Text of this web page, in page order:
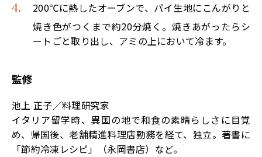
200℃に熱したオーブンで、パイ生地にこんがりと
焼き色がつくまで約20分焼く。焼きあがったらシ
ートごと取り出し、アミの上において冷ます。
監修
池上 正子／料理研究家
イタリア留学時、異国の地で和食の素晴らしさに目覚
め、帰国後、老舗精進料理店勤務を経て、独立。著書に
「節約冷凍レシピ」（永岡書店）など。